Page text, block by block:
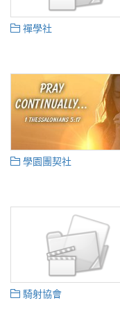
禪學社
學園團契社
騎射協會